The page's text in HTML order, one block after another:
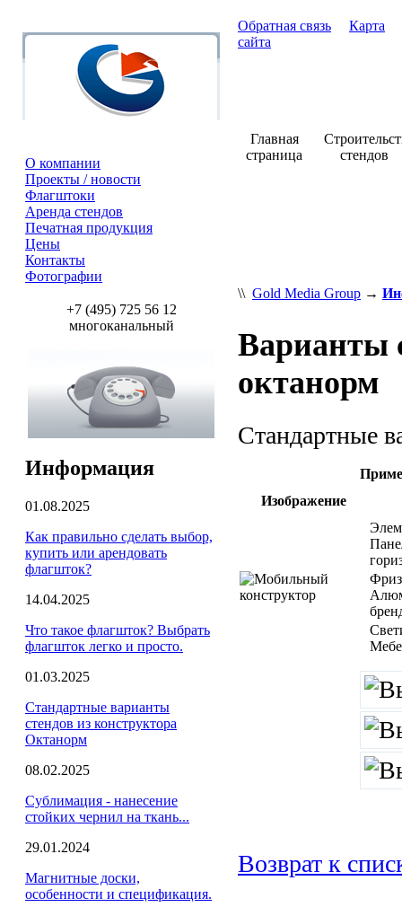
Главная
страница
стендов
О компании
Проекты / новости
Флагштоки
Аренда стендов
Печатная продукция
Цены
Контакты
Фотографии
+7 (495) 725 56 12
многоканальный
Информация
01.08.2025
Как правильно сделать выбор,
купить или арендовать
флагшток?
14.04.2025
Что такое флагшток? Выбрать
флагшток легко и просто.
01.03.2025
Стандартные варианты
стендов из конструктора
Октанорм
08.02.2025
Сублимация - нанесение
стойких чернил на ткань...
29.01.2024
Магнитные доски,
особенности и спецификация.
Обратная связь
Карта
сайта
\\ Gold Media Group →
Варианты
октанорм
Стандартные
Изображение
Возврат к